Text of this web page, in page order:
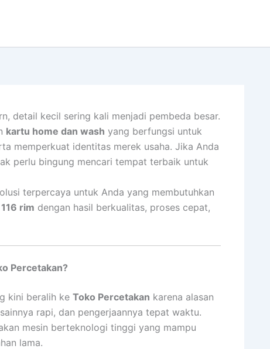
detail kecil sering kali menjadi pembeda besar.
kartu home dan wash yang berfungsi untuk
memperkuat identitas merek usaha. Jika Anda
perlu bingung mencari tempat terbaik untuk
terpercaya untuk Anda yang membutuhkan
rim dengan hasil berkualitas, proses cepat,
Percetakan?
kini beralih ke Toko Percetakan karena alasan
rapi, dan pengerjaannya tepat waktu.
mesin berteknologi tinggi yang mampu
lama.